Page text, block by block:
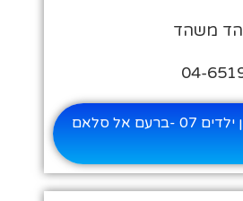
משהד
לכל המידע על גן ילדים 07 -ברעם אל סלאם